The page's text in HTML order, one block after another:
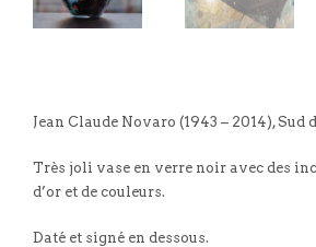
Jean Claude Novaro (1943 – 2014), Sud
Très joli vase en verre noir avec des
d’or et de couleurs.
Daté et signé en dessous.